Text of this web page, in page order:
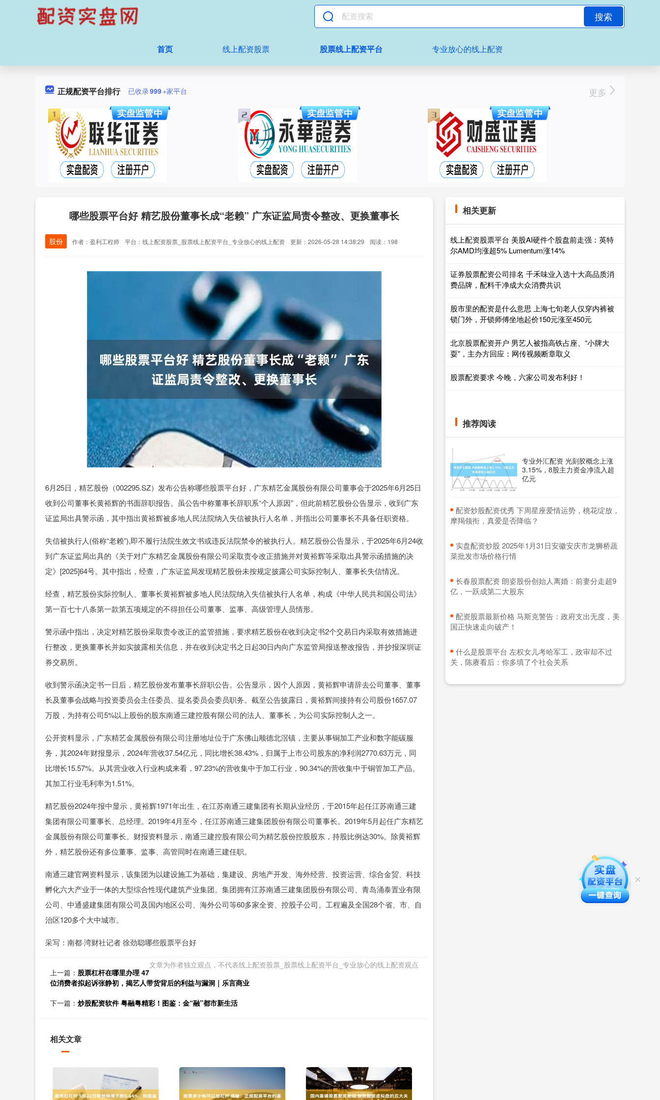
搜索
首页 线上配资股票 股票线上配资平台 专业放心的线上配资
正规配资平台排行 已收录999+家平台 更多
哪些股票平台好 精艺股份董事长成“老赖” 广东证监局责令整改、更换董事长
股份 作者：盈利工程师 平台：线上配资股票_股票线上配资平台_专业放心的线上配资 更新：2026-05-28 14:38:29 阅读：198
6月25日，精艺股份（002295.SZ）发布公告称哪些股票平台好，广东精艺金属股份有限公司董事会于2025年6月25日
收到公司董事长黄裕辉的书面辞职报告。虽公告中称董事长辞职系“个人原因”，但此前精艺股份公告显示，收到广东
证监局出具警示函，其中指出黄裕辉被多地人民法院纳入失信被执行人名单，并指出公司董事长不具备任职资格。
失信被执行人(俗称“老赖”),即不履行法院生效文书或违反法院禁令的被执行人。精艺股份公告显示，于2025年6月24收
到广东证监局出具的《关于对广东精艺金属股份有限公司采取责令改正措施并对黄裕辉等采取出具警示函措施的决
定》[2025]64号。其中指出，经查，广东证监局发现精艺股份未按规定披露公司实际控制人、董事长失信情况。
经查，精艺股份实际控制人、董事长黄裕辉被多地人民法院纳入失信被执行人名单，构成《中华人民共和国公司法》
第一百七十八条第一款第五项规定的不得担任公司董事、监事、高级管理人员情形。
警示函中指出，决定对精艺股份采取责令改正的监管措施，要求精艺股份在收到决定书2个交易日内采取有效措施进
行整改，更换董事长并如实披露相关信息，并在收到决定书之日起30日内向广东监管局报送整改报告，并抄报深圳证
券交易所。
收到警示函决定书一日后，精艺股份发布董事长辞职公告。公告显示，因个人原因，黄裕辉申请辞去公司董事、董事
长及董事会战略与投资委员会主任委员、提名委员会委员职务。截至公告披露日，黄裕辉间接持有公司股份1657.07
万股，为持有公司5%以上股份的股东南通三建控股有限公司的法人、董事长，为公司实际控制人之一。
公开资料显示，广东精艺金属股份有限公司注册地址位于广东佛山顺德北滘镇，主要从事铜加工产业和数字能碳服
务，其2024年财报显示，2024年营收37.54亿元，同比增长38.43%，归属于上市公司股东的净利润2770.63万元，同
比增长15.57%。从其营业收入行业构成来看，97.23%的营收集中于加工行业，90.34%的营收集中于铜管加工产品。
其加工行业毛利率为1.51%。
精艺股份2024年报中显示，黄裕辉1971年出生，在江苏南通三建集团有长期从业经历，于2015年起任江苏南通三建
集团有限公司董事长、总经理。2019年4月至今，任江苏南通三建集团股份有限公司董事长。2019年5月起任广东精艺
金属股份有限公司董事长。财报资料显示，南通三建控股有限公司为精艺股份控股股东，持股比例达30%。除黄裕辉
外，精艺股份还有多位董事、监事、高管同时在南通三建任职。
南通三建官网资料显示，该集团为以建设施工为基础，集建设、房地产开发、海外经营、投资运营、综合金贸、科技
孵化六大产业于一体的大型综合性现代建筑产业集团。集团拥有江苏南通三建集团股份有限公司、青岛涌泰置业有限
公司、中通盛建集团有限公司及国内地区公司、海外公司等60多家全资、控股子公司。工程遍及全国28个省、市、自
治区120多个大中城市。
采写：南都·湾财社记者 徐劲聪哪些股票平台好
文章为作者独立观点，不代表线上配资股票_股票线上配资平台_专业放心的线上配资观点
上一篇： 股票杠杆在哪里办理 47
位消费者拟起诉张静初，揭艺人带货背后的利益与漏洞｜乐言商业
下一篇： 炒股配资软件 粤融粤精彩！图鉴：金“融”都市新生活
相关文章
相关更新
线上配资股票平台 美股AI硬件个股盘前走强：英特
尔AMD均涨超5% Lumentum涨14%
证券股票配资公司排名 千禾味业入选十大高品质消
费品牌，配料干净成大众消费共识
股市里的配资是什么意思 上海七旬老人仅穿内裤被
锁门外，开锁师傅坐地起价150元涨至450元
北京股票配资开户 男艺人被指高铁占座、“小牌大
耍”，主办方回应：网传视频断章取义
股票配资要求 今晚，六家公司发布利好！
推荐阅读
专业外汇配资 光刻胶概念上涨
3.15%，8股主力资金净流入超
亿元
​配资炒股配资优秀 下周星座爱情运势，桃花绽放，
摩羯领衔，真爱是否降临？
​实盘配资炒股 2025年1月31日安徽安庆市龙狮桥蔬
菜批发市场价格行情
​长春股票配资 朗姿股份创始人离婚：前妻分走超9
亿，一跃成第二大股东
​配资股票最新价格 马斯克警告：政府支出无度，美
国正快速走向破产！
​什么是股票平台 左权女儿考哈军工，政审却不过
关，陈赓看后：你多填了个社会关系